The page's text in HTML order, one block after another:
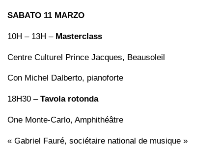
SABATO 11 MARZO
10H – 13H – Masterclass
Centre Culturel Prince Jacques, Beausoleil
Con Michel Dalberto, pianoforte
18H30 – Tavola rotonda
One Monte-Carlo, Amphithéâtre
« Gabriel Fauré, sociétaire national de musique »